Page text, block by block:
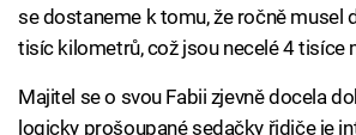
se dostaneme k tomu, že ročně musel
tisíc kilometrů, což jsou necelé 4 tisíce
Majitel se o svou Fabii zjevně docela
logicky prošoupané sedačky řidiče je